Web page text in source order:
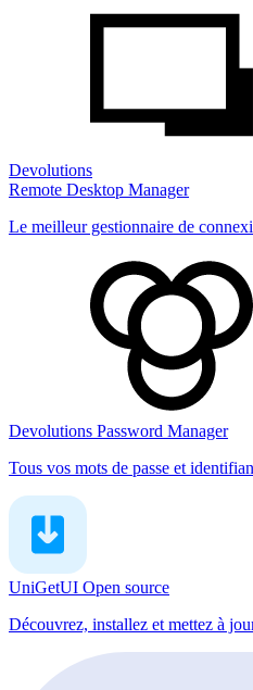
Devolutions
Remote Desktop Manager
Le meilleur gestionnaire de
Devolutions Password Manager
Tous vos mots de passe et
UniGetUI Open source
Découvrez, installez et mettez à